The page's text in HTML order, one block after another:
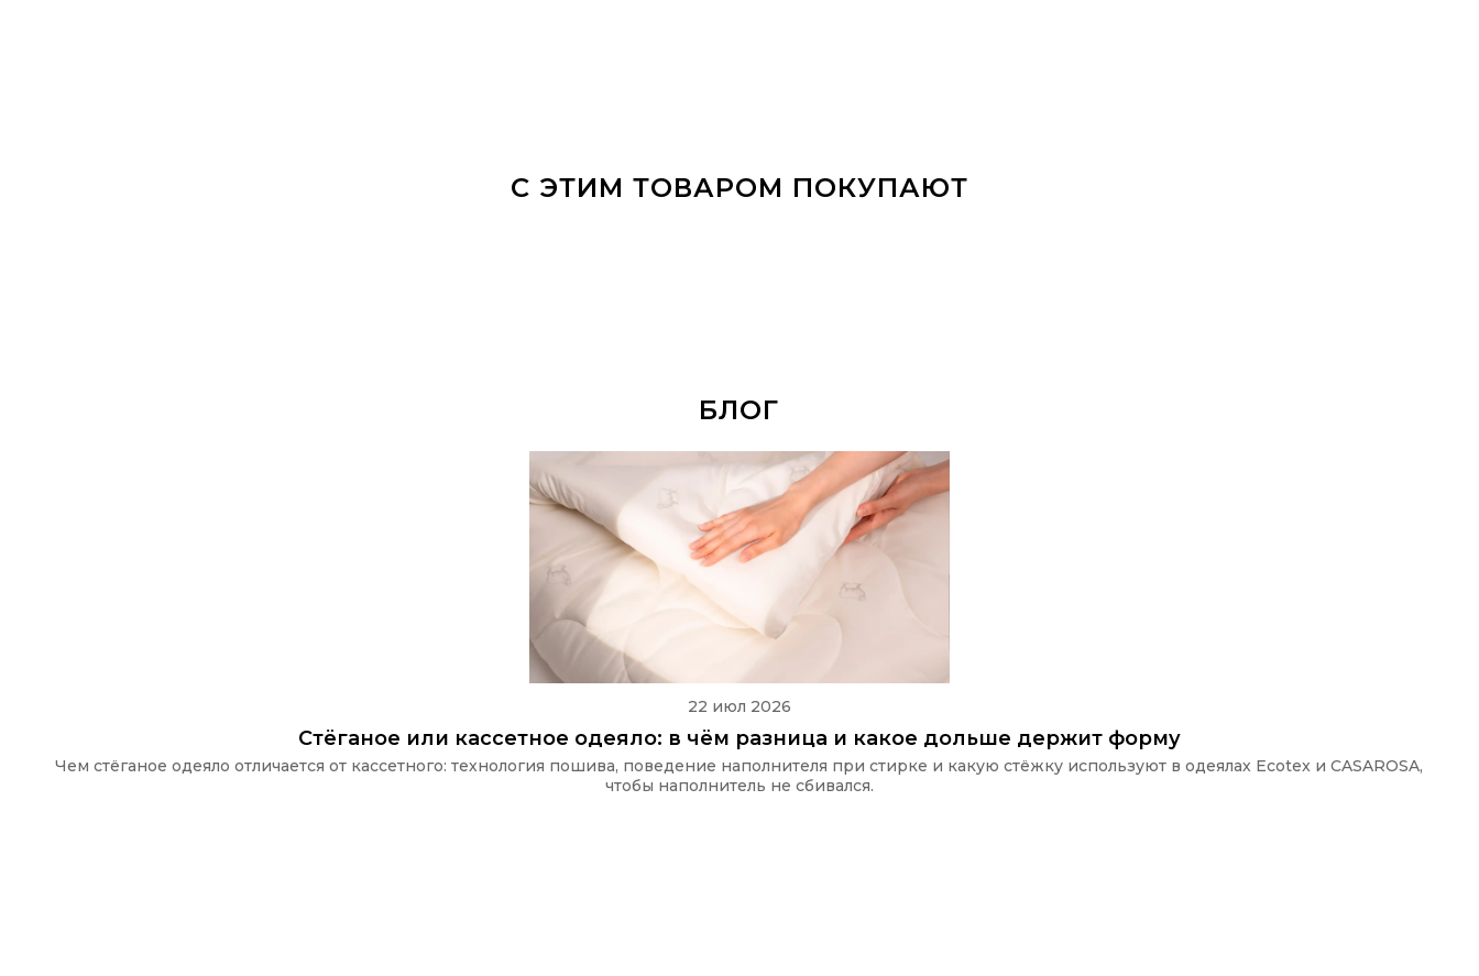
С ЭТИМ ТОВАРОМ ПОКУПАЮТ
БЛОГ
22 июл 2026
Стёганое или кассетное одеяло: в чём разница и какое дольше держит форму
Чем стёганое одеяло отличается от кассетного: технология пошива, поведение наполнителя при стирке и какую стёжку используют в одеялах Ecotex и CASAROSA,
чтобы наполнитель не сбивался.